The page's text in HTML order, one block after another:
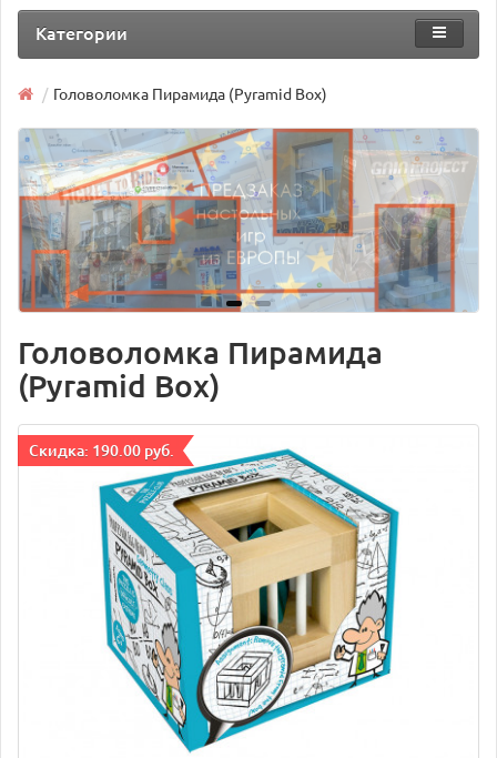
Категории
Головоломка Пирамида (Pyramid Box)
Головоломка Пирамида
(Pyramid Box)
Cкидка: 190.00 руб.